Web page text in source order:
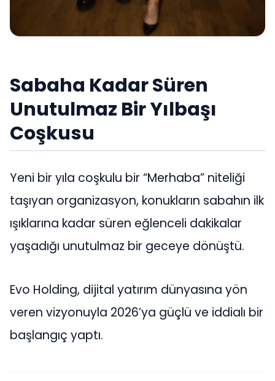
Sabaha Kadar Süren
Unutulmaz Bir Yılbaşı
Coşkusu
Yeni bir yıla coşkulu bir “Merhaba” niteliği
taşıyan organizasyon, konukların sabahın ilk
ışıklarına kadar süren eğlenceli dakikalar
yaşadığı unutulmaz bir geceye dönüştü.
Evo Holding, dijital yatırım dünyasına yön
veren vizyonuyla 2026’ya güçlü ve iddialı bir
başlangıç yaptı.